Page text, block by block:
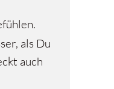
als Du
auch